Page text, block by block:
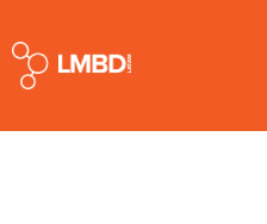
to
content